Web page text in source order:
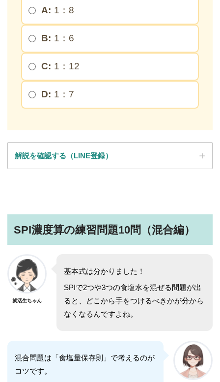
＞
A: 1：8
B: 1：6
C: 1：12
D: 1：7
解説を確認する（LINE登録）
解説はLINE登録で確認できます
312,887人が登録済み
＼ 無料・1分で登録完了！ ／
限定キーワードを受け取る
＞
SPI濃度算の練習問題10問（混合編）
就活生ちゃん
基本式は分かりました！
SPIで2つや3つの食塩水を混ぜる問題が出
ると、どこから手をつけるべきかが分から
なくなるんですよね。
混合問題は「食塩量保存則」で考えるのが
コツです。